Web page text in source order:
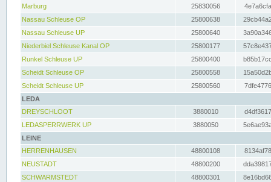
Marburg
25830056
Nassau Schleuse OP
25800638
Nassau Schleuse UP
25800640
Niederbiel Schleuse Kanal OP
25800177
Runkel Schleuse UP
25800400
Scheidt Schleuse OP
25800558
Scheidt Schleuse UP
25800560
LEDA
DREYSCHLOOT
3880010
LEDASPERRWERK UP
3880050
LEINE
HERRENHAUSEN
48800108
NEUSTADT
48800200
SCHWARMSTEDT
48800301